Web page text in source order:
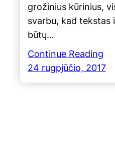
grožinius kūrinius,
svarbu, kad tekstas
būtų…
Continue Reading
24 rugpjūčio, 2017